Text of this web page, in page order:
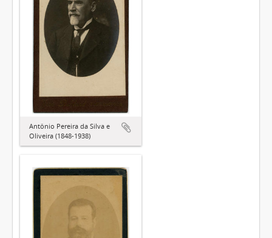
Antônio Pereira da Silva e
Oliveira (1848-1938)